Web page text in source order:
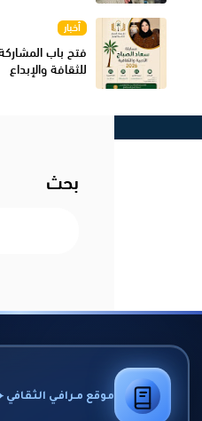
أخبار
فتح باب
للثقافة والإبداع
بحث
موقع مـرافـي